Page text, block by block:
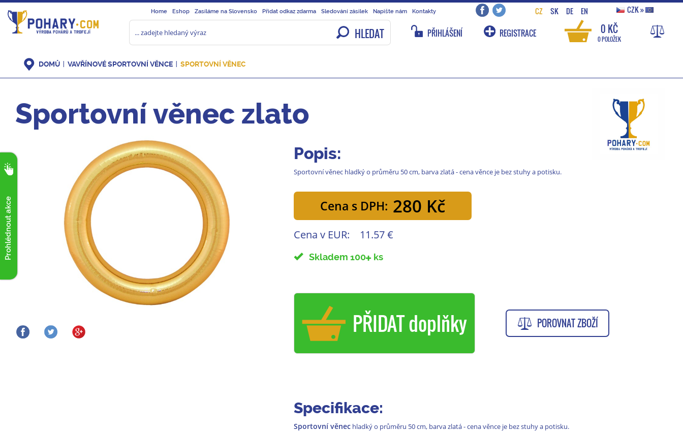
Home Eshop Zasíláme na Slovensko Přidat odkaz zdarma Sledování zásilek Napište nám Kontakty CZ SK DE EN CZK»
HLEDAT PŘIHLÁŠENÍ REGISTRACE 0 KČ
0 POLOŽEK
Prohlédnout akce
DOMŮ VAVŘÍNOVÉ SPORTOVNÍ VĚNCE SPORTOVNÍ VĚNEC
Sportovní věnec zlato
Popis:
Sportovní věnec hladký o průměru 50 cm, barva zlatá - cena věnce je bez stuhy a potisku.
Cena s DPH: 280 Kč
Cena v EUR: 11.57 €
Skladem 100 ks
PŘIDAT doplňky POROVNAT ZBOŽÍ
Specifikace:
Sportovní věnechladký o průměru 50 cm, barva zlatá - cena věnce je bez stuhy a potisku.